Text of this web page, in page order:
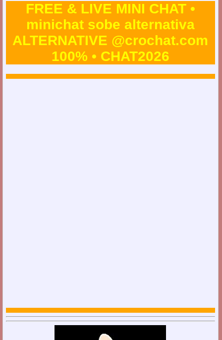
FREE & LIVE MINI CHAT •
minichat sobe alternativa
ALTERNATIVE @crochat.com
100% • CHAT2026